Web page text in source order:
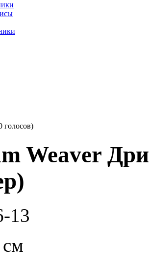
голосов)
Weaver
13